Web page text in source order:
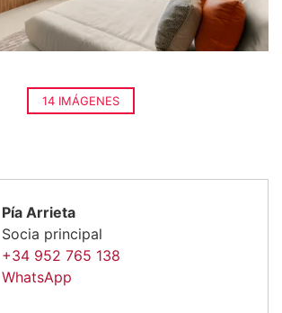
14 IMÁGENES
Pía Arrieta
Socia principal
+34 952 765 138
WhatsApp